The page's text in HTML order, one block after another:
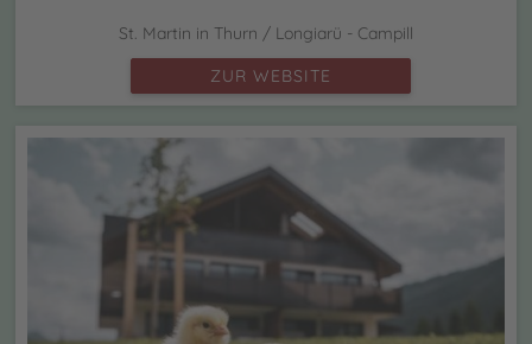
St. Martin in Thurn / Longiarü - Campill
ZUR WEBSITE